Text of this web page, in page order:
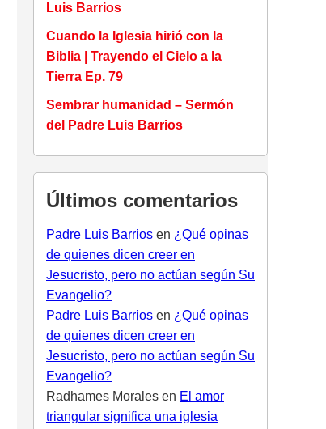
Luis Barrios
Cuando la Iglesia hirió con la
Biblia | Trayendo el Cielo a la
Tierra Ep. 79
Sembrar humanidad – Sermón
del Padre Luis Barrios
Últimos comentarios
Padre Luis Barrios en ¿Qué opinas
de quienes dicen creer en
Jesucristo, pero no actúan según Su
Evangelio?
Padre Luis Barrios en ¿Qué opinas
de quienes dicen creer en
Jesucristo, pero no actúan según Su
Evangelio?
Radhames Morales en El amor
triangular significa una iglesia